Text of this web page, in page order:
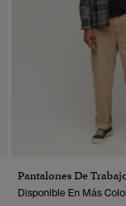
Pantalones De
Disponible En Más